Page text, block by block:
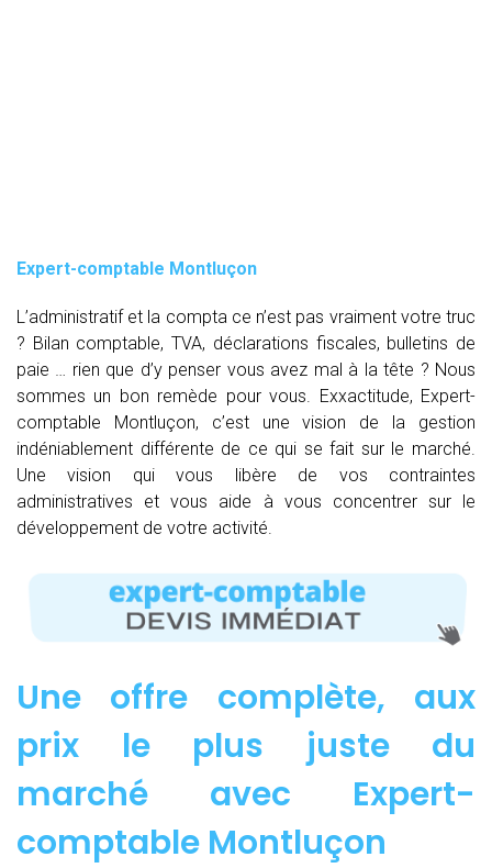
Expert-comptable Montluçon
L’administratif et la compta ce n’est pas vraiment votre truc
? Bilan comptable, TVA, déclarations fiscales, bulletins de
paie … rien que d’y penser vous avez mal à la tête ? Nous
sommes un bon remède pour vous. Exxactitude, Expert-
comptable Montluçon, c’est une vision de la gestion
indéniablement différente de ce qui se fait sur le marché.
Une vision qui vous libère de vos contraintes
administratives et vous aide à vous concentrer sur le
développement de votre activité.
Une offre complète, aux
prix le plus juste du
marché avec Expert-
comptable Montluçon